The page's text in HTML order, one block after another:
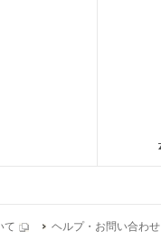
て ヘルプ・お問い合わせ